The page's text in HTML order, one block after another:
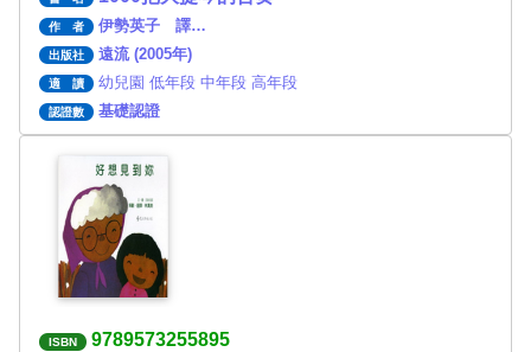
作 者 伊勢英子 譯…
出版社 遠流 (2005年)
適 讀 幼兒園 低年段 中年段 高年段
認證數 基礎認證
ISBN 9789573255895